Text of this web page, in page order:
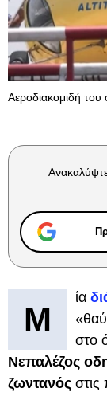
Αεροδιακομιδή
Μ
ία
στο
Νεπαλέζος
ζωντανός